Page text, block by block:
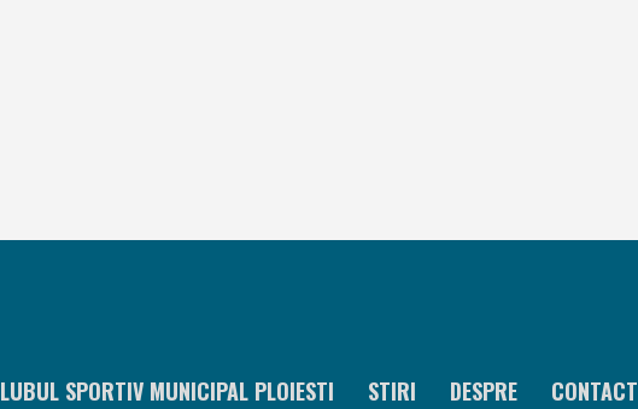
SPORTIV MUNICIPAL PLOIESTI STIRI DESPRE CONTACT